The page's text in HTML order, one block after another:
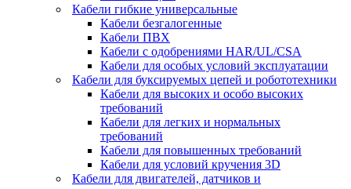
Кабели гибкие универсальные
Кабели безгалогенные
Кабели ПВХ
Кабели с одобрениями HAR/UL/CSA
Кабели для особых условий эксплуатации
Кабели для буксируемых цепей и робототехники
Кабели для высоких и особо высоких
требований
Кабели для легких и нормальных
требований
Кабели для повышенных требований
Кабели для условий кручения 3D
Кабели для двигателей, датчиков и